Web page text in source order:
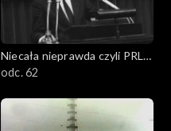
Niecała nieprawda czyli PRL
w DTV
odc. 62